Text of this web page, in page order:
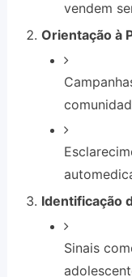
vendem
Orientação à
Identificação
Sinais